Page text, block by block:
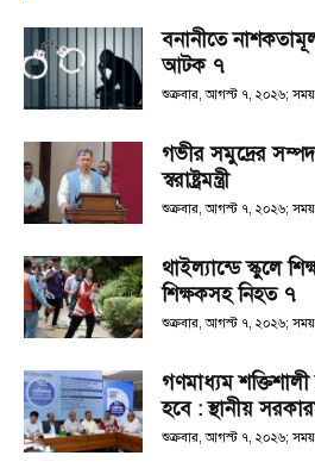
বনানীতে
আটক ৭
শুক্রবার, আগস্ট ৭, ২০২৬;
গভীর সমুদ্রের
স্বরাষ্ট্রমন্ত্রী
শুক্রবার, আগস্ট ৭, ২০২৬;
থাইল্যান্ডে স্কুলে
শিক্ষকসহ নিহত ৭
শুক্রবার, আগস্ট ৭, ২০২৬;
গণমাধ্যম শক্তিশালী
হবে : স্থানীয়
শুক্রবার, আগস্ট ৭, ২০২৬;